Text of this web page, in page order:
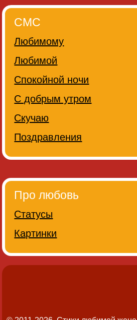
СМС
Любимому
Любимой
Спокойной ночи
С добрым утром
Скучаю
Поздравления
Про любовь
Статусы
Картинки